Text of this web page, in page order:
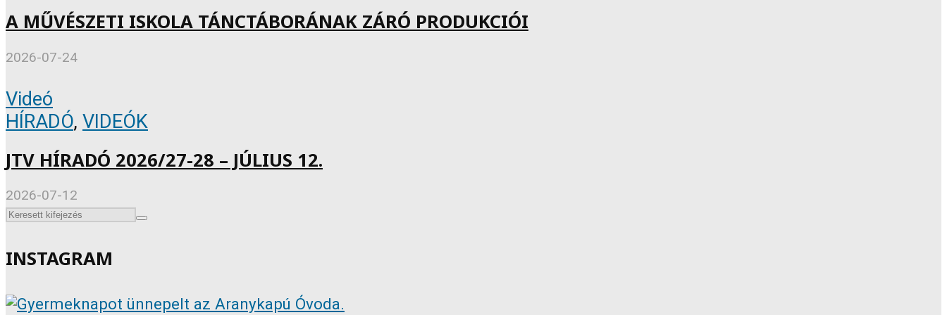
A MŰVÉSZETI ISKOLA TÁNCTÁBORÁNAK ZÁRÓ PRODUKCIÓI
2026-07-24
Videó
HÍRADÓ, VIDEÓK
JTV HÍRADÓ 2026/27-28 – JÚLIUS 12.
2026-07-12
INSTAGRAM